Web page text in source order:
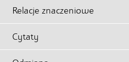
Relacje znaczeniowe
Cytaty